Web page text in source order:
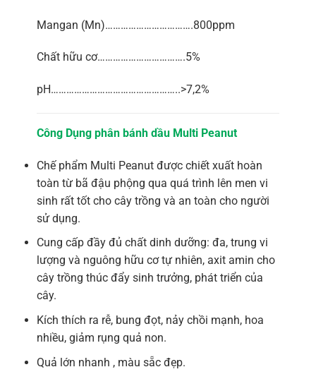
Mangan (Mn)…………………………….800ppm
Chất hữu cơ…………………………….5%
pH…………………………………………..>7,2%
Công Dụng phân bánh dầu Multi Peanut
Chế phẩm Multi Peanut được chiết xuất hoàn
toàn từ bã đậu phộng qua quá trình lên men vi
sinh rất tốt cho cây trồng và an toàn cho người
sử dụng.
Cung cấp đầy đủ chất dinh dưỡng: đa, trung vi
lượng và nguông hữu cơ tự nhiên, axit amin cho
cây trồng thúc đẩy sinh trưởng, phát triển của
cây.
Kích thích ra rễ, bung đọt, nảy chồi mạnh, hoa
nhiều, giảm rụng quả non.
Quả lớn nhanh , màu sẵc đẹp.